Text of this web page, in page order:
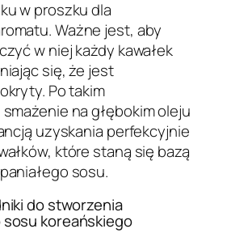
w proszku dla
Ważne jest, aby
w niej każdy kawałek
się, że jest
Po takim
na głębokim oleju
uzyskania perfekcyjnie
które staną się bazą
sosu.
do stworzenia
koreańskiego